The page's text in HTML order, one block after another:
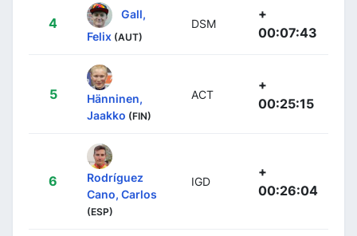
4
Gall,
Felix (AUT)
DSM
+
00:07:43
5
Hänninen,
Jaakko (FIN)
ACT
+
00:25:15
6
Rodríguez
Cano, Carlos
(ESP)
IGD
+
00:26:04